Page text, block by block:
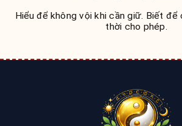
Hiểu để không vội khi cần giữ. Biết để
thời cho phép.